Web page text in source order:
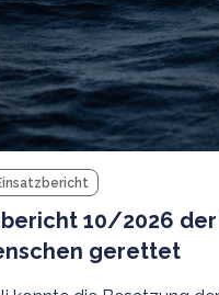
10/2026
gerettet